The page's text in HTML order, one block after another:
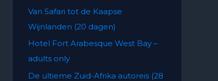
:Van Safari tot de Kaapse
Wijnlanden (20 dagen)
Hotel Fort Arabesque West Bay –
adults only
De ultieme Zuid-Afrika autoreis (28